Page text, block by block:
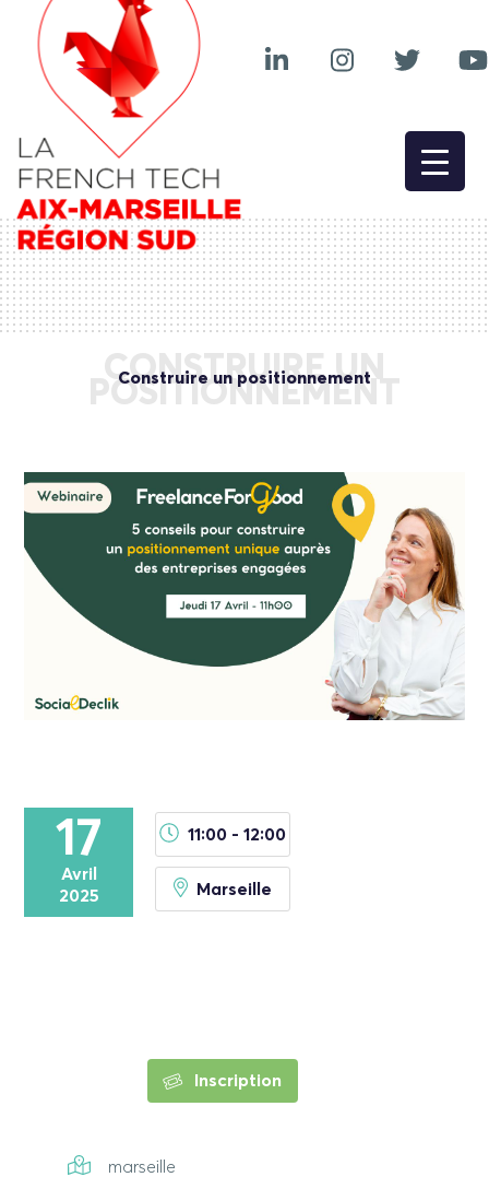
CONSTRUIRE UN
POSITIONNEMENT
Construire un positionnement
17
Avril
2025
11:00 - 12:00
Marseille
Inscription
marseille